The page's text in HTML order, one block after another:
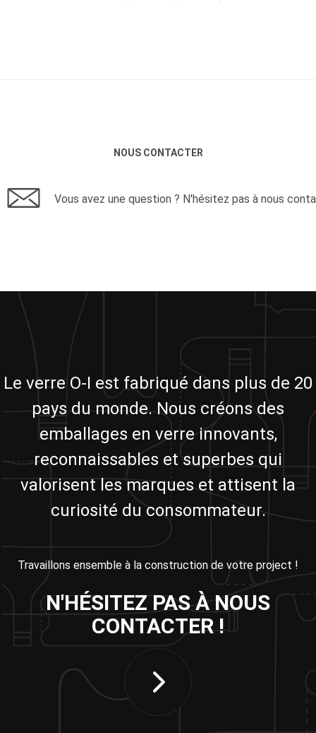
NOUS CONTACTER
Vous avez une question ? N'hésitez pas à nous
Le verre O-I est fabriqué dans plus de 20
pays du monde. Nous créons des
emballages en verre innovants,
reconnaissables et superbes qui
valorisent les marques et attisent la
curiosité du consommateur.
Travaillons ensemble à la construction de votre project !
N'HÉSITEZ PAS À NOUS
CONTACTER !